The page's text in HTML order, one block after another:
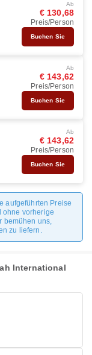
Ab
€ 130,68
Preis/Person
Buchen Sie
Ab
€ 143,62
Preis/Person
Buchen Sie
Ab
€ 143,62
Preis/Person
Buchen Sie
aufgeführten Preise
ohne vorherige
bemühen uns,
zu liefern.
International